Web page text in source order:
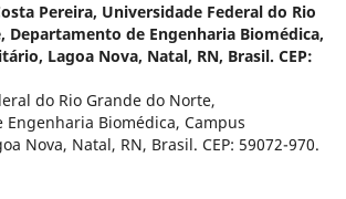
Pereira, Universidade Federal do Rio
Departamento de Engenharia Biomédica,
Lagoa Nova, Natal, RN, Brasil. CEP:
do Rio Grande do Norte,
Engenharia Biomédica, Campus
Nova, Natal, RN, Brasil. CEP: 59072-970.